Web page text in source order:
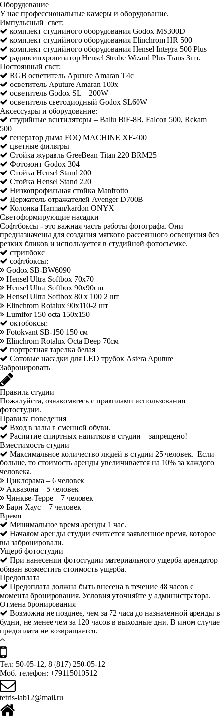
Оборудование
У нас профессиональные камеры и оборудование.
Импульсный свет:
комплект студийного оборудования Godox MS300D
комплект студийного оборудования Elinchrom HR 500
комплект студийного оборудования Hensel Integra 500 Plus
радиосинхронизатор Hensel Strobe Wizard Plus Trans 3шт.
Постоянный свет:
RGB осветитель Aputure Amaran T4c
осветитель Aputure Amaran 100x
осветитель Godox SL – 200W
осветитель светодиодный Godox SL60W
Аксессуары и оборудование:
студийные вентиляторы – Ballu BiF-8B, Falcon 500, Rekam
500
генератор дыма FOQ MACHINE XF-400
цветные фильтры
Стойка журавль GreeBean Titan 220 BRM25
Фотозонт Godox 304
Стойка Hensel Stand 200
Стойка Hensel Stand 220
Низкопрофильная стойка Manfrotto
Держатель отражателей Avenger D700B
Колонка Harman/kardon ONYX
Светоформирующие насадки
Софтбоксы - это важная часть работы фотографа. Они
предназначены для создания мягкого рассеянного освещения без
резких бликов и используется в студийной фотосъемке.
стрипбокс
софтбоксы:
Godox SB-BW6090
Hensel Ultra Softbox 70х70
Hensel Ultra Softbox 90x90cm
Hensel Ultra Softbox 80 x 100 2 шт
Elinchrom Rotalux 90х110-2 шт
Lumifor 150 octa 150x150
октобоксы:
Fotokvant SB-150 150 см
Elinchrom Rotalux Octa Deep 70см
портретная тарелка белая
Сотовые насадки для LED трубок Astera Aputure
Забронировать
Правила студии
Пожалуйста, ознакомьтесь с правилами использования
фотостудии.
Правила поведения
Вход в залы в сменной обуви.
Распитие спиртных напитков в студии – запрещено!
Вместимость студии
Максимальное количество людей в студии 25 человек. Если
больше, то стоимость аренды увеличивается на 10% за каждого
человека.
Циклорама – 6 человек
Аквазона – 5 человек
Чинкве-Терре – 7 человек
Барн Хаус – 7 человек
Время
Минимальное время аренды 1 час.
Началом аренды студии считается заявленное время, которое
вы забронировали.
Ущерб фотостудии
При нанесении фотостудии материального ущерба арендатор
обязан возместить стоимость ущерба.
Предоплата
Предоплата должна быть внесена в течение 48 часов с
момента бронирования. Условия уточняйте у администратора.
Отмена бронирования
Возможна не позднее, чем за 72 часа до назначенной аренды в
будни, не менее чем за 120 часов в выходные дни. В ином случае
предоплата не возвращается.
Тел: 50-05-12, 8 (817) 250-05-12
Моб. телефон: +79115010512
tetris-lab12@mail.ru